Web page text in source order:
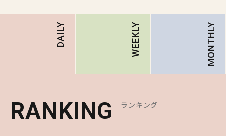
DAILY WEEKLY MONTHLY
RANKING ランキング
RANKING ランキング
RANKING ランキング